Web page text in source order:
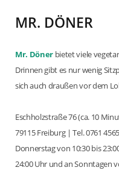
MR. DÖNER
Mr. Döner bietet viele
Drinnen gibt es nur wenig
sich auch draußen vor dem
Eschholzstraße 76 (ca. 10
79115 Freiburg | Tel. 0761
Donnerstag von 10:30 bis
24:00 Uhr und an Sonntagen